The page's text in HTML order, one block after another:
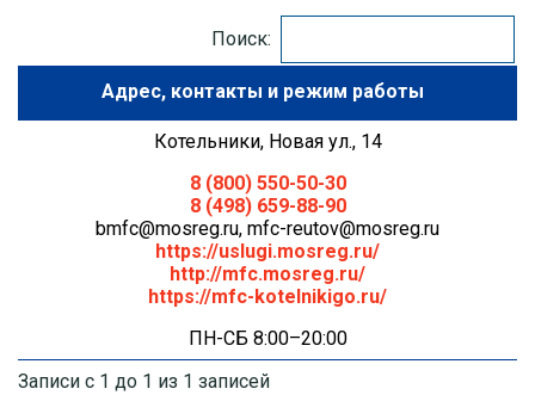
Поиск:
Адрес
Котельники, Новая ул., 14
8 (800) 550-50-30
8 (498) 659-88-90
bmfc@mosreg.ru, mfc-reutov@mosreg.ru
https://uslugi.mosreg.ru/
http://mfc.mosreg.ru/
https://mfc-kotelnikigo.ru/
ПН-СБ 8:00–20:00
Записи с 1 до 1 из 1 записей